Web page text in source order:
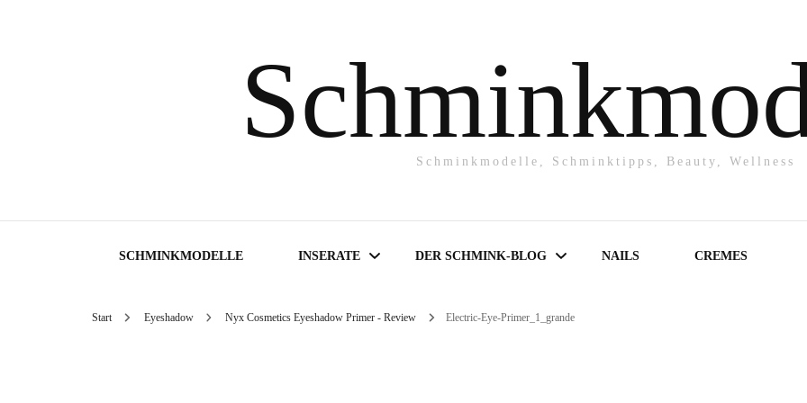
Schminkmodelle, Schminktipps, Beauty, Wellness
SCHMINKMODELLE INSERATE DER SCHMINK-BLOG NAILS CREMES
Start Eyeshadow Nyx Cosmetics Eyeshadow Primer - Review Electric-Eye-Primer_1_grande